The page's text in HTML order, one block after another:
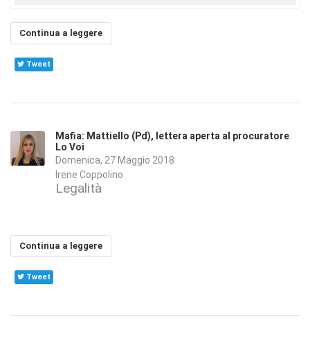
Continua a leggere
Tweet
Mafia: Mattiello (Pd), lettera aperta al procuratore
Lo Voi
Domenica, 27 Maggio 2018
Irene Coppolino
Legalità
Continua a leggere
Tweet